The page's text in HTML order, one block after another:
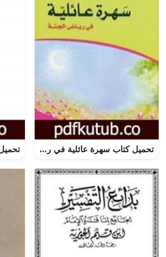
تحميل كتاب سهرة عائلية في رياض الجنة PDF تأليف حسان شمسي باشا مجانا [كامل]